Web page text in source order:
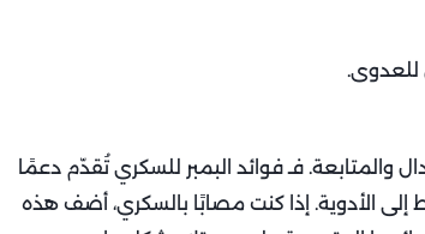
للعدوى.
والمتابعة. فـ فوائد البمبر للسكري تُقدّم دعمًا
الأدوية. إذا كنت مصابًا بالسكري، أضف هذه